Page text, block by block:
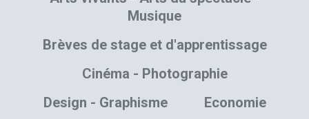
Musique
Brèves de stage et d'apprentissage
Cinéma - Photographie
Design - Graphisme
Economie